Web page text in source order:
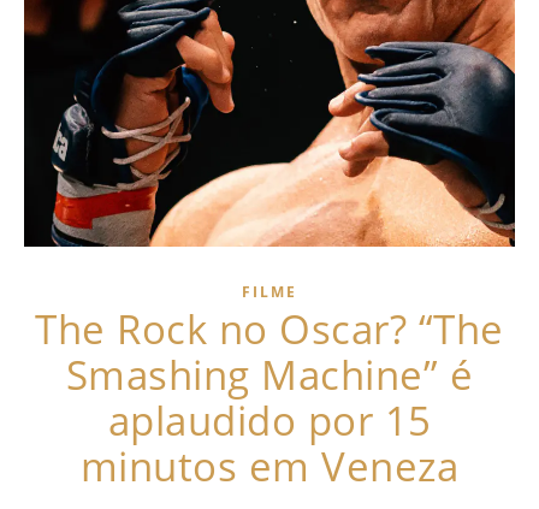
FILME
The Rock no Oscar? “The
Smashing Machine” é
aplaudido por 15
minutos em Veneza